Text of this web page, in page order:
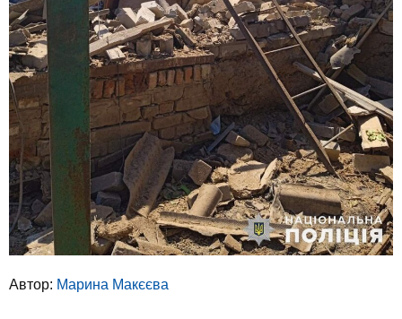
Автор: Марина Макєєва